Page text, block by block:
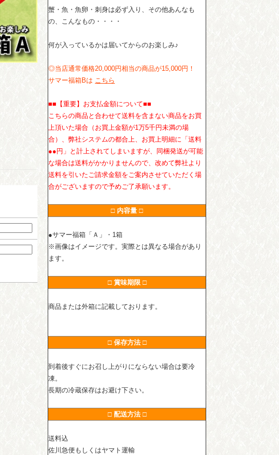
蟹・魚・魚卵・刺身は必ず入り、その他あんなも
の、こんなもの・・・・
何が入っているかは届いてからのお楽しみ♪
◎当店通常価格20,000円相当の商品が15,000円！
サマー福箱Bは こちら
■■【重要】お支払金額について■■
こちらの商品と合わせて送料を含まない商品をお買
上頂いた場合（お買上金額が1万5千円未満の場
合）、弊社システムの都合上、お買上明細に「送料
●●円」と計上されてしまいますが、同梱発送が可能
な場合は送料がかかりませんので、改めて弊社より
送料を引いたご請求金額をご案内させていただく場
合がございますので予めご了承願います。
□ 内容量 □
●サマー福箱「Ａ」・1箱
※画像はイメージです。実際とは異なる場合があり
ます。
□ 賞味期限 □
商品または外箱に記載しております。
□ 保存方法 □
到着後すぐにお召し上がりにならない場合は要冷
凍。
長期の冷蔵保存はお避け下さい。
□ 配送方法 □
送料込
佐川急便もしくはヤマト運輸